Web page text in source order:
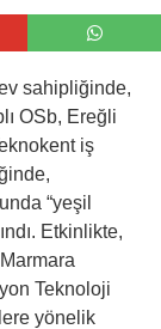
sahipliğinde,
OSb, Ereğli
iş
“yeşil
Etkinlikte,
Teknoloji
yönelik